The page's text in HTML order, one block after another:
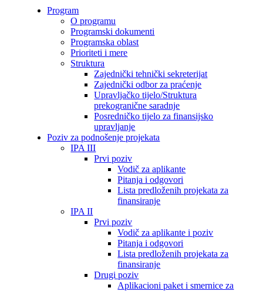
Program
O programu
Programski dokumenti
Programska oblast
Prioriteti i mere
Struktura
Zajednički tehnički sekreterijat
Zajednički odbor za praćenje
Upravljačko tijelo/Struktura
prekogranične saradnje
Posredničko tijelo za finansijsko
upravljanje
Poziv za podnošenje projekata
IPA III
Prvi poziv
Vodič za aplikante
Pitanja i odgovori
Lista predloženih projekata za
finansiranje
IPA II
Prvi poziv
Vodič za aplikante i poziv
Pitanja i odgovori
Lista predloženih projekata za
finansiranje
Drugi poziv
Aplikacioni paket i smernice za